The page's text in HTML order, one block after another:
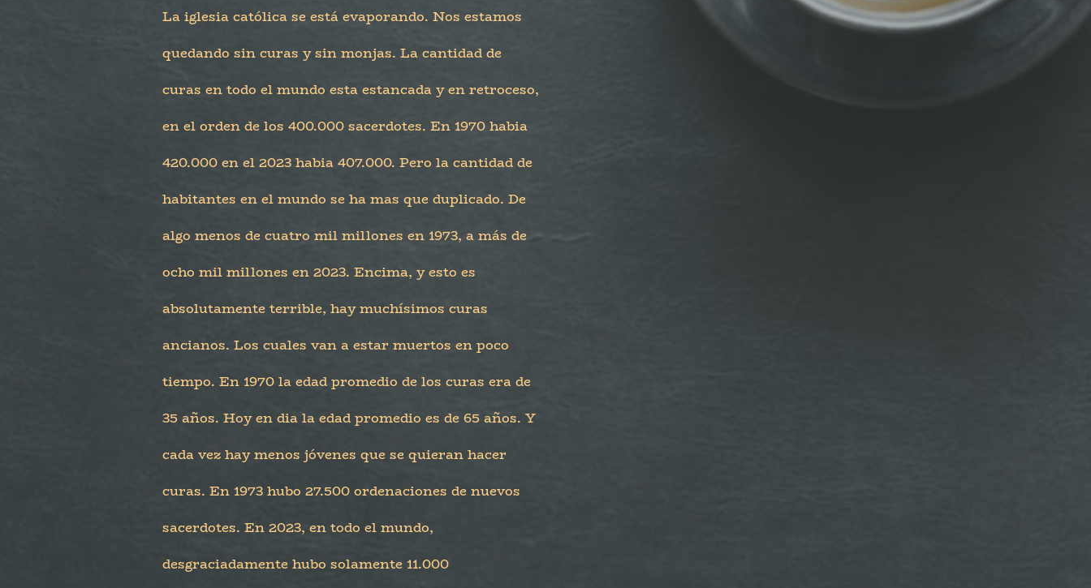
La iglesia católica se está evaporando. Nos estamos
quedando sin curas y sin monjas. La cantidad de
curas en todo el mundo esta estancada y en retroceso,
en el orden de los 400.000 sacerdotes. En 1970 habia
420.000 en el 2023 habia 407.000. Pero la cantidad de
habitantes en el mundo se ha mas que duplicado. De
algo menos de cuatro mil millones en 1973, a más de
ocho mil millones en 2023. Encima, y esto es
absolutamente terrible, hay muchísimos curas
ancianos. Los cuales van a estar muertos en poco
tiempo. En 1970 la edad promedio de los curas era de
35 años. Hoy en dia la edad promedio es de 65 años. Y
cada vez hay menos jóvenes que se quieran hacer
curas. En 1973 hubo 27.500 ordenaciones de nuevos
sacerdotes. En 2023, en todo el mundo,
desgraciadamente hubo solamente 11.000